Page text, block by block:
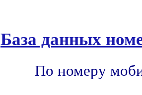
База данных
По номеру